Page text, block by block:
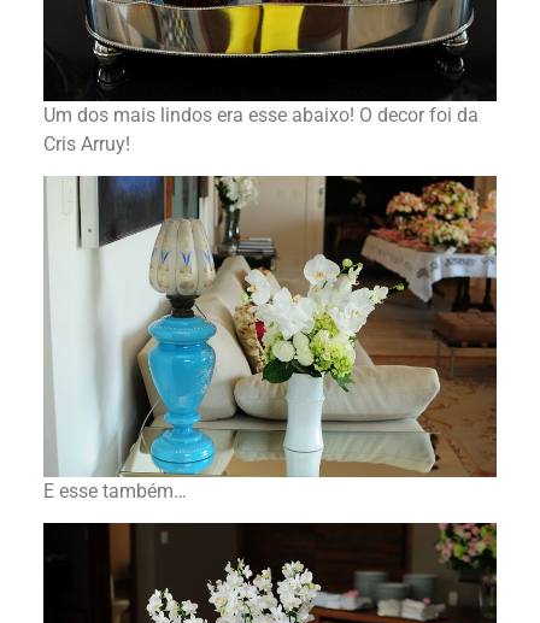
Um dos mais lindos era esse abaixo! O decor foi da
Cris Arruy!
E esse também…